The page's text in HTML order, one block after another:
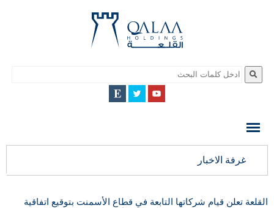
QALAA
QALAA
غرفة الاخبار
القلعة تعلن قيام شركاتها التابعة في قطاع الأسمنت بتوقيع اتفاقية